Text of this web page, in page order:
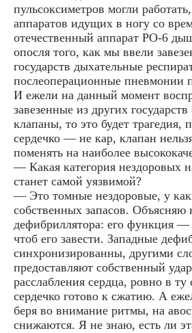
пульсоксиметров могли
аппаратов идущих в ногу со
отечественный аппарат РО-6
опосля того, как мы ввели
государств дыхательные
послеоперационные пневмонии
И ежели на данный момент
завезенные из других
клапаны, то это будет трагедия,
сердечко — не кар, клапан
поменять на наиболее
— Какая категория нездоровых
станет самой уязвимой?
— Это томные нездоровые, у
собственных запасов. Объясняю
дефибриллятора: его функция —
чтоб его завести. Западные
синхронизированны, другими
предоставляют собственный
расслабления сердца, ровно в ту
сердечко готово к сжатию. А
беря во внимание ритмы, на
снижаются. Я не знаю, есть ли